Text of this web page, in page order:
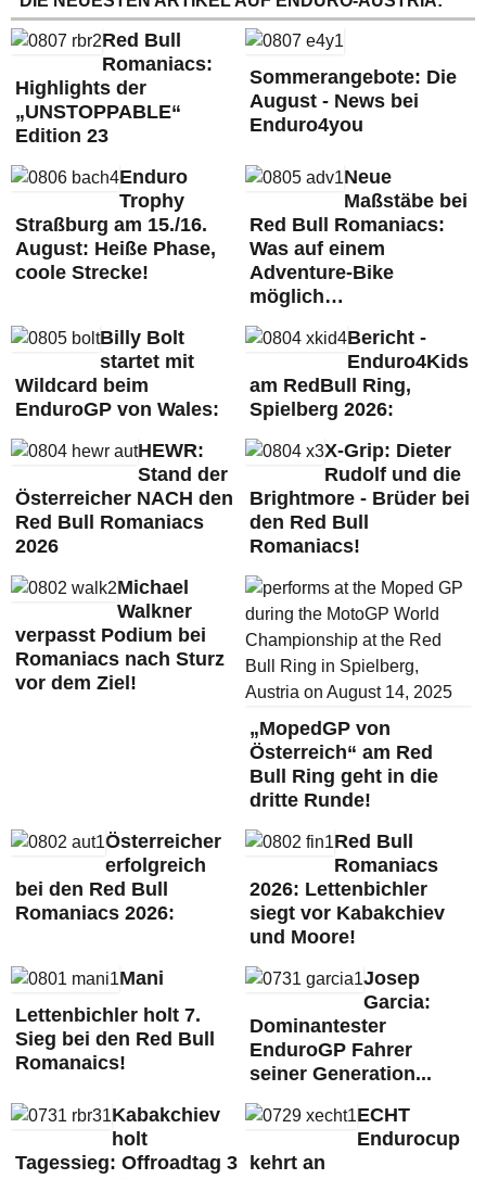
Red Bull
Romaniacs:
Highlights der
„UNSTOPPABLE“
Edition 23
Sommerangebote: Die
August - News bei
Enduro4you
Enduro
Trophy
Straßburg am 15./16.
August: Heiße Phase,
coole Strecke!
Neue
Maßstäbe bei
Red Bull Romaniacs:
Was auf einem
Adventure-Bike
möglich…
Billy Bolt
startet mit
Wildcard beim
EnduroGP von Wales:
Bericht -
Enduro4Kids
am RedBull Ring,
Spielberg 2026:
HEWR:
Stand der
Österreicher NACH den
Red Bull Romaniacs
2026
X-Grip: Dieter
Rudolf und die
Brightmore - Brüder bei
den Red Bull
Romaniacs!
Michael
Walkner
verpasst Podium bei
Romaniacs nach Sturz
vor dem Ziel!
„MopedGP von
Österreich“ am Red
Bull Ring geht in die
dritte Runde!
Österreicher
erfolgreich
bei den Red Bull
Romaniacs 2026:
Red Bull
Romaniacs
2026: Lettenbichler
siegt vor Kabakchiev
und Moore!
Mani
Lettenbichler holt 7.
Sieg bei den Red Bull
Romanaics!
Josep
Garcia:
Dominantester
EnduroGP Fahrer
seiner Generation...
Kabakchiev
holt
Tagessieg: Offroadtag 3
ECHT
Endurocup
kehrt an